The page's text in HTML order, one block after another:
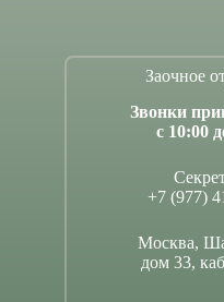
Заочное
Звонки
с 10:00
+7 (977)
Москва,
дом 33,